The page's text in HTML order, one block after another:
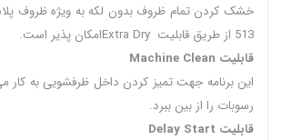
خشک کردن تمام ظروف بدون لکه به ویژه ظروف
513 از طریق قابلیت Extra Dryامکان پذیر است.
قابلیت Machine Clean
این برنامه جهت تمیز کردن داخل ظرفشویی به کار
رسوبات را از بین ببرد.
قابلیت Delay Start